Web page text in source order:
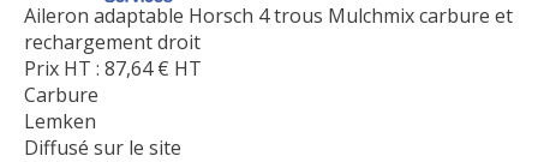
Aileron adaptable Horsch 4 trous Mulchmix carbure et
rechargement droit
Prix HT : 87,64€ HT
Carbure
Lemken
Diffusé sur le site